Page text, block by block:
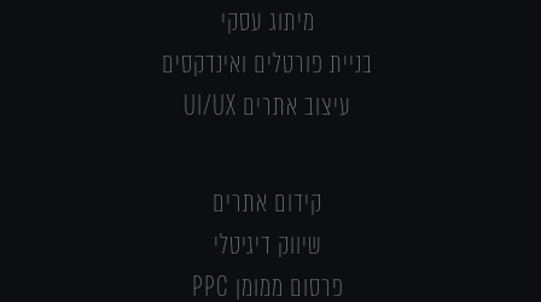
מיתוג עסקי
בניית פורטלים ואינדקסים
עיצוב אתרים UI/UX
קידום אתרים
שיווק דיגיטלי
פרסום ממומן PPC